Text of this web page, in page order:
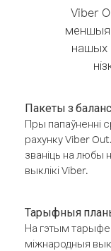
Viber
меншыя
нашых
Пакеты з
Пры папаўненні
рахунку Viber
званіць на любы
выклікі Viber.
Тарыфныя
На гэтым тарыфе
міжнародныя